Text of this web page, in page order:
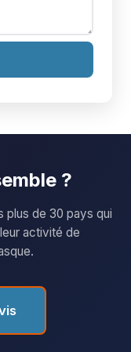
?
plus de 30 pays qui
activité de